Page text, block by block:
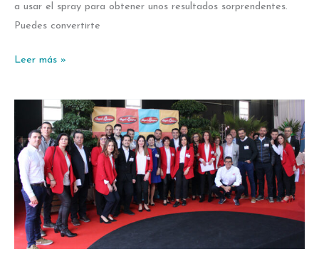
a usar el spray para obtener unos resultados sorprendentes.
Puedes convertirte
Leer más »
LEGADO
EN
EL
TIEMPO